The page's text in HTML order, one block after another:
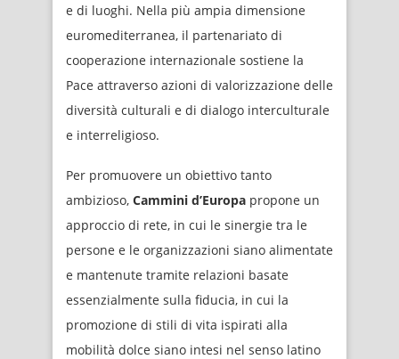
e di luoghi. Nella più ampia dimensione
euromediterranea, il partenariato di
cooperazione internazionale sostiene la
Pace attraverso azioni di valorizzazione delle
diversità culturali e di dialogo interculturale
e interreligioso.
Per promuovere un obiettivo tanto
ambizioso, Cammini d’Europa propone un
approccio di rete, in cui le sinergie tra le
persone e le organizzazioni siano alimentate
e mantenute tramite relazioni basate
essenzialmente sulla fiducia, in cui la
promozione di stili di vita ispirati alla
mobilità dolce siano intesi nel senso latino